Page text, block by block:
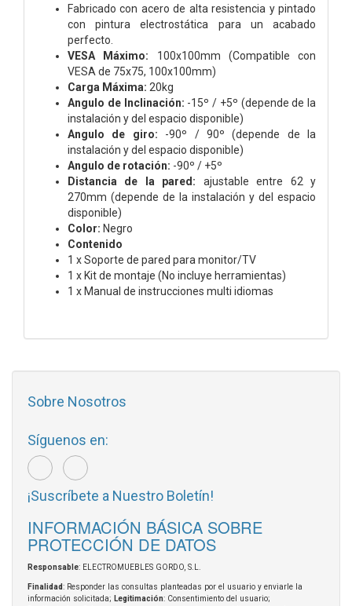
Fabricado con acero de alta resistencia y pintado
con pintura electrostática para un acabado
perfecto.
VESA Máximo: 100x100mm (Compatible con
VESA de 75x75, 100x100mm)
Carga Máxima: 20kg
Angulo de Inclinación: -15º / +5º (depende de la
instalación y del espacio disponible)
Angulo de giro: -90º / 90º (depende de la
instalación y del espacio disponible)
Angulo de rotación: -90º / +5º
Distancia de la pared: ajustable entre 62 y
270mm (depende de la instalación y del espacio
disponible)
Color: Negro
Contenido
1 x Soporte de pared para monitor/TV
1 x Kit de montaje (No incluye herramientas)
1 x Manual de instrucciones multi idiomas
Sobre Nosotros
Síguenos en:
¡Suscríbete a Nuestro Boletín!
INFORMACIÓN BÁSICA SOBRE
PROTECCIÓN DE DATOS
Responsable: ELECTROMUEBLES GORDO, S.L.
Finalidad: Responder las consultas planteadas por el usuario y enviarle la
información solicitada; Legitimación: Consentimiento del usuario;